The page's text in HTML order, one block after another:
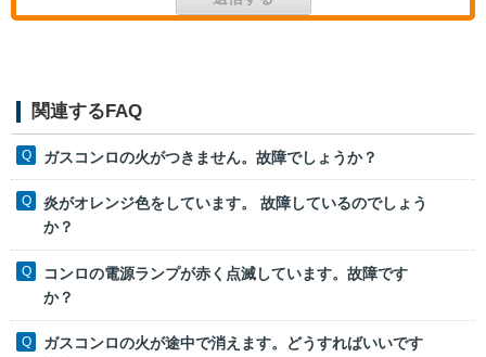
関連するFAQ
ガスコンロの火がつきません。故障でしょうか？
炎がオレンジ色をしています。 故障しているのでしょう
か？
コンロの電源ランプが赤く点滅しています。故障です
か？
ガスコンロの火が途中で消えます。どうすればいいです